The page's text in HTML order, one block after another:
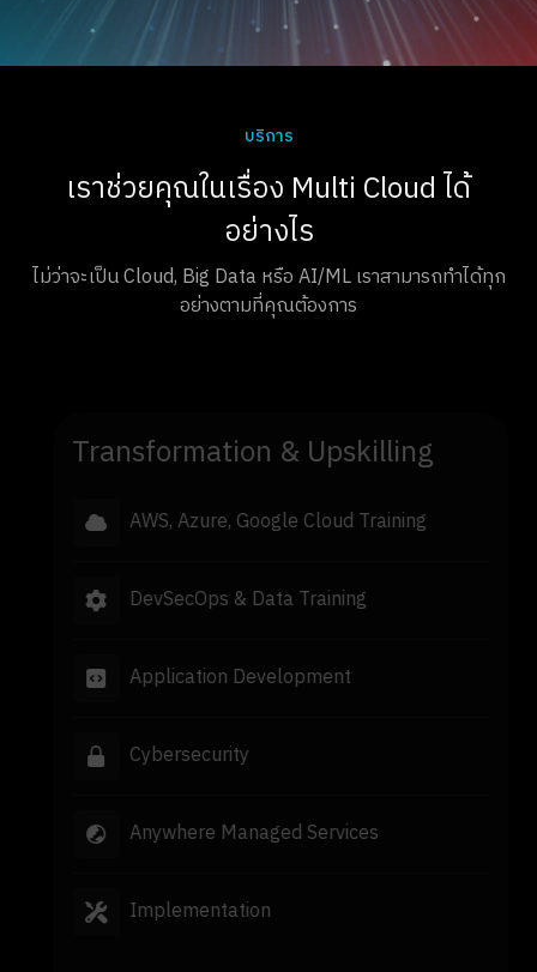
บริการ
เราช่วยคุณในเรื่อง Multi Cloud ได้
อย่างไร
ไม่ว่าจะเป็น Cloud, Big Data หรือ AI/ML เราสามารถทำได้ทุก
อย่างตามที่คุณต้องการ
& Upskilling
Google Cloud Training
& Data Training
Development
Managed Services
Connectivity
Corporate